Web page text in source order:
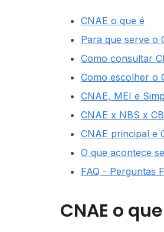
CNAE o que é
Para que serve o
Como consultar
Como escolher o
CNAE, MEI e
CNAE x NBS x
CNAE principal e
O que acontece
FAQ - Perguntas
CNAE o